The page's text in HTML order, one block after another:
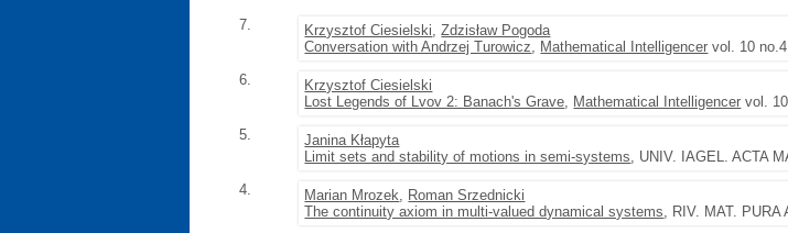
7. Krzysztof Ciesielski,Zdzisław Pogoda
Conversation with Andrzej Turowicz, Mathematical Intelligencer vol. 10
6.
Krzysztof Ciesielski
Lost Legends of Lvov 2: Banach's Grave, Mathematical Intelligencer vol.
5.
Janina Kłapyta
Limit sets and stability of motions in semi-systems, UNIV. IAGEL. ACTA
4.
Marian Mrozek, Roman Srzednicki
The continuity axiom in multi-valued dynamical systems, RIV. MAT. PURA